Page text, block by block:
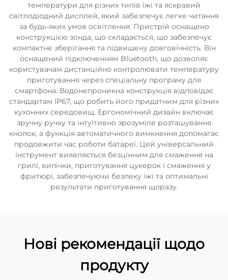
температури для різних типів їжі та яскравий
світлодіодний дисплей, який забезпечує легке читання
за будь-яких умов освітлення. Пристрій оснащено
конструкцією зонда, що складається, що забезпечує
компактне зберігання та підвищену довговічність. Він
оснащений підключенням Bluetooth, що дозволяє
користувачам дистанційно контролювати температуру
приготування через спеціальну програму для
смартфона. Водонепроникна конструкція відповідає
стандартам IP67, що робить його придатним для різних
кухонних середовищ. Ергономічний дизайн включає
зручну ручку та інтуїтивно зрозуміле розташування
кнопок, а функція автоматичного вимкнення допомагає
продовжити час роботи батареї. Цей універсальний
інструмент виявляється безцінним для смаження на
грилі, випічки, приготування цукерок і смаження у
фритюрі, забезпечуючи безпеку їжі та оптимальні
результати приготування щоразу.
Нові рекомендації щодо
продукту